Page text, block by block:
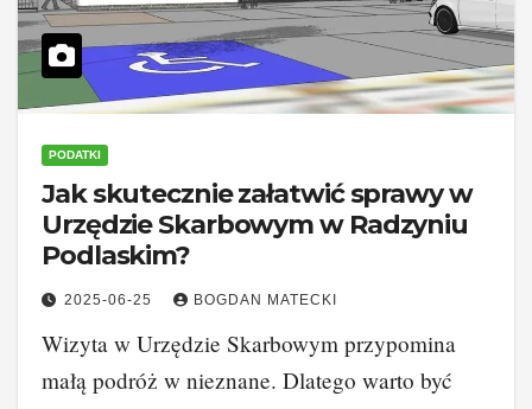
PODATKI
Jak skutecznie załatwić sprawy w
Urzędzie Skarbowym w Radzyniu
Podlaskim?
2025-06-25 BOGDAN MATECKI
Wizyta w Urzędzie Skarbowym przypomina
małą podróż w nieznane. Dlatego warto być